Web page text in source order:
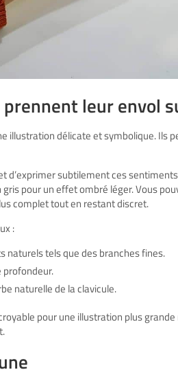
leur envol
illustration délicate et symbolique. Ils
d’exprimer subtilement ces
pour un effet ombré léger. Vous
complet tout en restant discret.
:
naturels tels que des branches fines.
profondeur.
naturelle de la clavicule.
pour une illustration plus